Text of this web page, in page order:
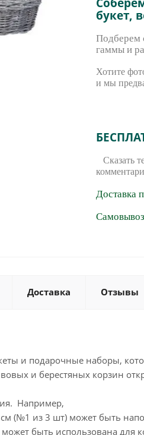
букет,
Подберем
гаммы и
Хотите
и мы
Сказать
Доставка
Доставка Отзывы
и подарочные наборы,
и берестяных корзин
Например,
(№1 из 3 шт) может быть
быть использована для